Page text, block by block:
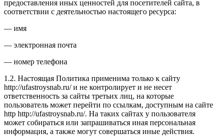
предоставления иных ценностей для посетителей сайта, в
соответствии с деятельностью настоящего ресурса:
— имя
— электронная почта
— номер телефона
1.2. Настоящая Политика применима только к сайту
http://ufastroysnab.ru/ и не контролирует и не несет
ответственность за сайты третьих лиц, на которые
пользователь может перейти по ссылкам, доступным на сайте
http http://ufastroysnab.ru/. На таких сайтах у пользователя
может собираться или запрашиваться иная персональная
информация, а также могут совершаться иные действия.